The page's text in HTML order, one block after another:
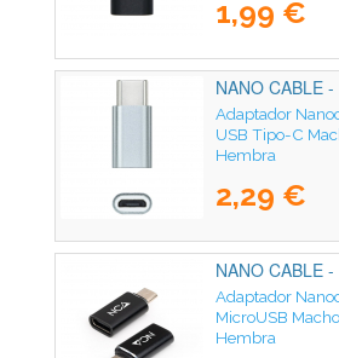
1,99 €
NANO CABLE
Adaptador
USB Tipo-C
Hembra
2,29 €
NANO CABLE
Adaptador
MicroUSB
Hembra